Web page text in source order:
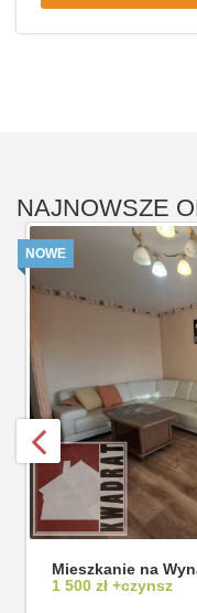
NAJNOWSZE
NOWE
Mieszkanie na
1 500 zł +czynsz